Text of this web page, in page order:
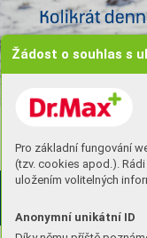
Žádost o souhlas s
Pro základní fungování
(tzv. cookies apod.).
uložením volitelných
Anonymní unikátní ID
ÚVODNÍK